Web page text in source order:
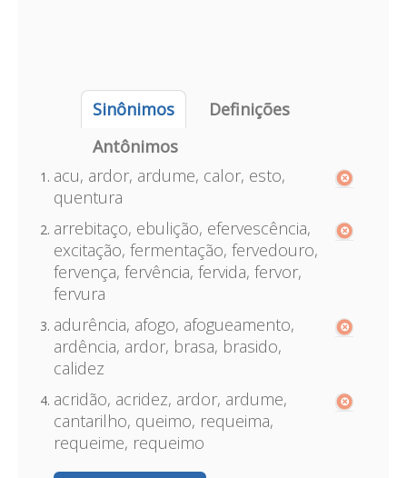
Sinônimos
Definições
Antônimos
acu, ardor, ardume, calor, esto,
quentura
arrebitaço, ebulição, efervescência,
excitação, fermentação, fervedouro,
fervença, fervência, fervida, fervor,
fervura
adurência, afogo, afogueamento,
ardência, ardor, brasa, brasido,
calidez
acridão, acridez, ardor, ardume,
cantarilho, queimo, requeima,
requeime, requeimo